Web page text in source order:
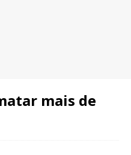
mais de